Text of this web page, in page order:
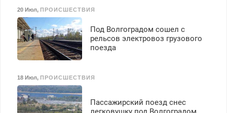
20 Июл, ПРОИСШЕСТВИЯ
Под Волгоградом сошел с
рельсов электровоз грузового
поезда
18 Июл, ПРОИСШЕСТВИЯ
Пассажирский поезд снес